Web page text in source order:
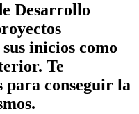
Desarrollo
inicios como
Te
para conseguir la